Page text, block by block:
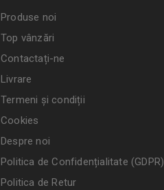
Produse noi
Top vânzări
Contactați-ne
Livrare
Termeni și condiții
Cookies
Despre noi
Politica de Confidențialitate (GDPR)
Politica de Retur